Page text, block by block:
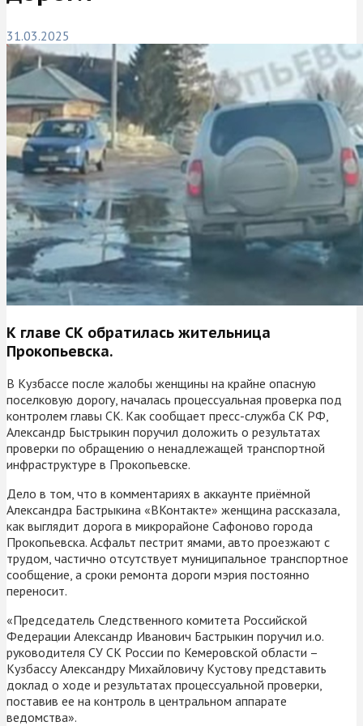
31.03.2025
К главе СК обратилась жительница
Прокопьевска.
В Кузбассе после жалобы женщины на крайне опасную
поселковую дорогу, началась процессуальная проверка под
контролем главы СК. Как сообщает пресс-служба СК РФ,
Александр Быстрыкин поручил доложить о результатах
проверки по обращению о ненадлежащей транспортной
инфраструктуре в Прокопьевске.
Дело в том, что в комментариях в аккаунте приёмной
Александра Бастрыкина «ВКонтакте» женщина рассказала,
как выглядит дорога в микрорайоне Сафоново города
Прокопьевска. Асфальт пестрит ямами, авто проезжают с
трудом, частично отсутствует муниципальное транспортное
сообщение, а сроки ремонта дороги мэрия постоянно
переносит.
«Председатель Следственного комитета Российской
Федерации Александр Иванович Бастрыкин поручил и.о.
руководителя СУ СК России по Кемеровской области –
Кузбассу Александру Михайловичу Кустову представить
доклад о ходе и результатах процессуальной проверки,
поставив ее на контроль в центральном аппарате
ведомства».